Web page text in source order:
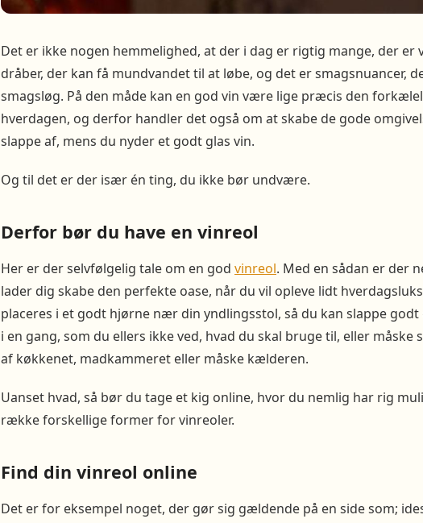
Det er ikke nogen hemmelighed, at der i dag er rigtig mange, der er
dråber, der kan få mundvandet til at løbe, og det er smagsnuancer,
smagsløg. På den måde kan en god vin være lige præcis den
hverdagen, og derfor handler det også om at skabe de gode
slappe af, mens du nyder et godt glas vin.
Og til det er der især én ting, du ikke bør undvære.
Derfor bør du have en vinreol
Her er der selvfølgelig tale om en god vinreol. Med en sådan er der
lader dig skabe den perfekte oase, når du vil opleve lidt
placeres i et godt hjørne nær din yndlingsstol, så du kan slappe
i en gang, som du ellers ikke ved, hvad du skal bruge til, eller måske
af køkkenet, madkammeret eller måske kælderen.
Uanset hvad, så bør du tage et kig online, hvor du nemlig har rig
række forskellige former for vinreoler.
Find din vinreol online
Det er for eksempel noget, der gør sig gældende på en side som;